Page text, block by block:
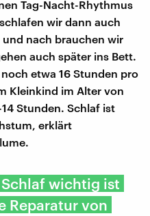
Tag-Nacht-Rhythmus
wir dann auch
nach brauchen wir
auch später ins Bett.
etwa 16 Stunden pro
Kleinkind im Alter von
Stunden. Schlaf ist
erklärt
Schlaf wichtig ist
Reparatur von